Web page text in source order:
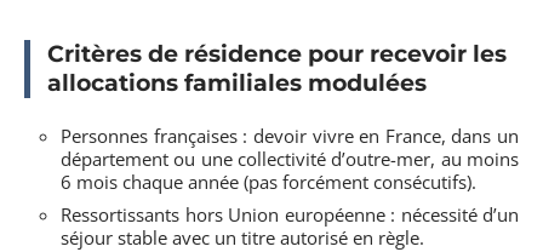
Critères de résidence pour recevoir les
allocations familiales modulées
Personnes françaises : devoir vivre en France, dans un
département ou une collectivité d’outre-mer, au moins
6 mois chaque année (pas forcément consécutifs).
Ressortissants hors Union européenne : nécessité d’un
séjour stable avec un titre autorisé en règle.